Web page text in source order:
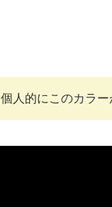
個人的にこのカラー